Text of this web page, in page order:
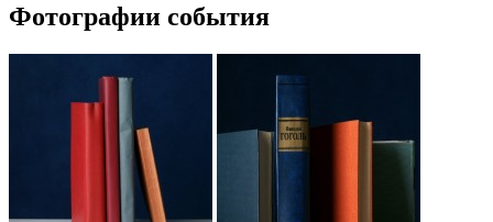
Фотографии события